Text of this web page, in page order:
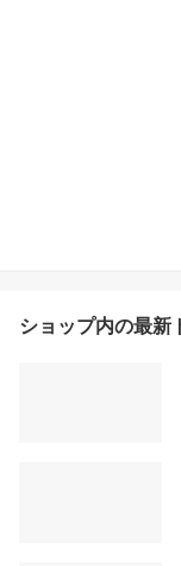
ショップ内の最新